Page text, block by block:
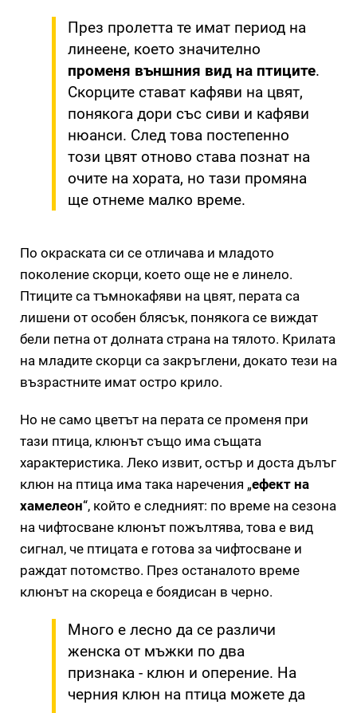
През пролетта те имат период на
линеене, което значително
променя външния вид на птиците.
Скорците стават кафяви на цвят,
понякога дори със сиви и кафяви
нюанси. След това постепенно
този цвят отново става познат на
очите на хората, но тази промяна
ще отнеме малко време.
По окраската си се отличава и младото
поколение скорци, което още не е линело.
Птиците са тъмнокафяви на цвят, перата са
лишени от особен блясък, понякога се виждат
бели петна от долната страна на тялото. Крилата
на младите скорци са закръглени, докато тези на
възрастните имат остро крило.
Но не само цветът на перата се променя при
тази птица, клюнът също има същата
характеристика. Леко извит, остър и доста дълъг
клюн на птица има така наречения „ефект на
хамелеон“, който е следният: по време на сезона
на чифтосване клюнът пожълтява, това е вид
сигнал, че птицата е готова за чифтосване и
раждат потомство. През останалото време
клюнът на скореца е боядисан в черно.
Много е лесно да се различи
женска от мъжки по два
признака - клюн и оперение. На
черния клюн на птица можете да